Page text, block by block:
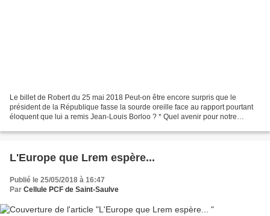
Le billet de Robert du 25 mai 2018 Peut-on être encore surpris que le
président de la République fasse la sourde oreille face au rapport pourtant
éloquent que lui a remis Jean-Louis Borloo ? * Quel avenir pour notre
L'Europe que Lrem espère...
Publié le 25/05/2018 à 16:47
Par Cellule PCF de Saint-Saulve